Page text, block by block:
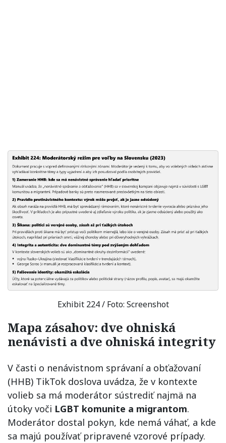
Exhibit 224 / Foto: Screenshot
Mapa zásahov: dve ohniská
nenávisti a dve ohniská integrity
V časti o nenávistnom správaní a obťažovaní
(HHB) TikTok doslova uvádza, že v kontexte
volieb sa má moderátor sústrediť najmä na
útoky voči LGBT komunite a migrantom.
Moderátor dostal pokyn, kde nemá váhať, a kde
sa majú používať pripravené vzorové prípady.